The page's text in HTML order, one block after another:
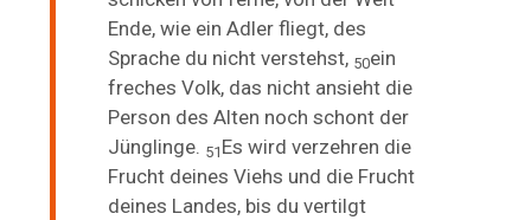
Ende, wie ein Adler fliegt, des
Sprache du nicht verstehst, 50ein
freches Volk, das nicht ansieht die
Person des Alten noch schont der
Jünglinge. 51 Es wird verzehren die
Frucht deines Viehs und die Frucht
deines Landes, bis du vertilgt